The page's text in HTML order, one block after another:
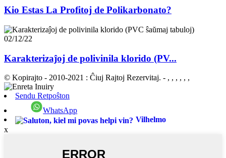
Kio Estas La Profitoj de Polikarbonato?
02/12/22
Karakterizaĵoj de polivinila klorido (PV...
© Kopirajto - 2010-2021 : Ĉiuj Rajtoj Rezervitaj. - , , , , , ,
Sendu Retpoŝton
WhatsApp
Vilhelmo
x